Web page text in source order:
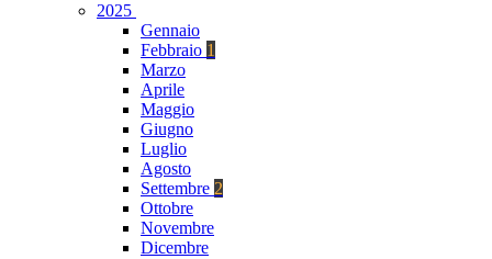
2025
Gennaio
Febbraio 1
Marzo
Aprile
Maggio
Giugno
Luglio
Agosto
Settembre 2
Ottobre
Novembre
Dicembre